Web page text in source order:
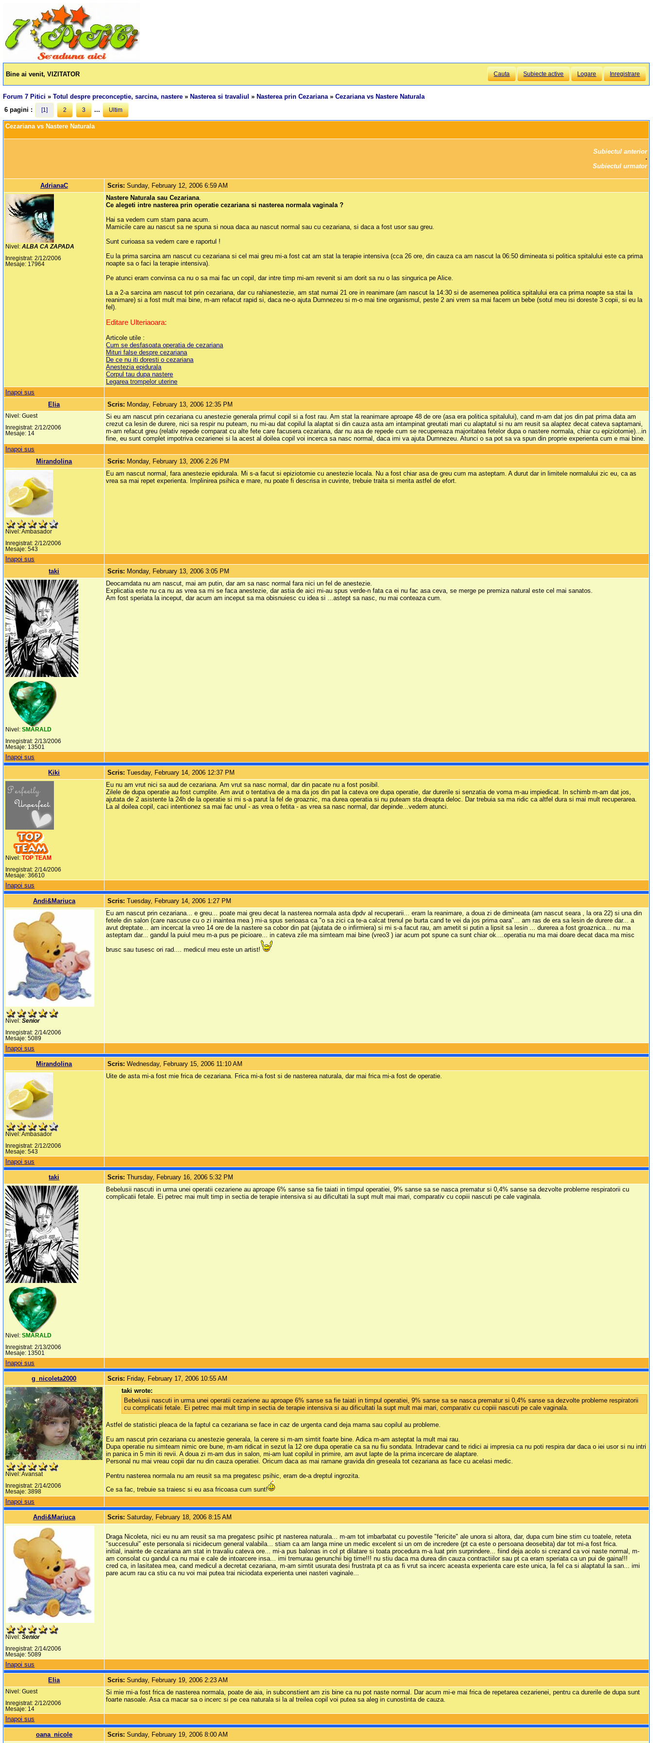
Bine ai venit, VIZITATOR Cauta Subiecte active Logare Inregistrare
Forum 7 Pitici »Totul despre preconceptie, sarcina, nastere » Nasterea si travaliul » Nasterea prin Cezariana»Cezariana vs Nastere Naturala
6 pagini :
[1] 2 3 ... Ultim
Cezariana vs Nastere Naturala
Subiectul anterior
Subiectul urmator
AdrianaC Scris:Sunday, February 12, 2006 6:59 AM
Nivel:ALBA CA ZAPADA
Inregistrat: 2/12/2006
Mesaje: 17964
Nastere Naturala sau Cezariana.
Ce alegeti intre nasterea prin operatie cezariana si nasterea normala vaginala ?
Hai sa vedem cum stam pana acum.
Mamicile care au nascut sa ne spuna si noua daca au nascut normal sau cu cezariana, si daca a fost usor sau greu.
Sunt curioasa sa vedem care e raportul !
Eu la prima sarcina am nascut cu cezariana si cel mai greu mi-a fost cat am stat la terapie intensiva (cca 26 ore, din cauza ca am nascut la 06:50 dimineata si politica spitalului este ca prima
noapte sa o faci la terapie intensiva).
Pe atunci eram convinsa ca nu o sa mai fac un copil, dar intre timp mi-am revenit si am dorit sa nu o las singurica pe Alice.
La a 2-a sarcina am nascut tot prin cezariana, dar cu rahianestezie, am stat numai 21 ore in reanimare (am nascut la 14:30 si de asemenea politica spitalului era ca prima noapte sa stai la
reanimare) si a fost mult mai bine, m-am refacut rapid si, daca ne-o ajuta Dumnezeu si m-o mai tine organismul, peste 2 ani vrem sa mai facem un bebe (sotul meu isi doreste 3 copii, si eu la
fel).
Editare Ulteriaoara:
Articole utile :
Cum se desfasoata operatia de cezariana
Mituri false despre cezariana
De ce nu iti doresti o cezariana
Anestezia epidurala
Corpul tau dupa nastere
Legarea trompelor uterine
Inapoi sus
Elia
Scris: Monday, February 13, 2006 12:35 PM
Nivel: Guest
Inregistrat: 2/12/2006
Mesaje: 14
Si eu am nascut prin cezariana cu anestezie generala primul copil si a fost rau. Am stat la reanimare aproape 48 de ore (asa era politica spitalului), cand m-am dat jos din pat prima data am
crezut ca lesin de durere, nici sa respir nu puteam, nu mi-au dat copilul la alaptat si din cauza asta am intampinat greutati mari cu alaptatul si nu am reusit sa alaptez decat cateva saptamani,
m-am refacut greu (relativ repede comparat cu alte fete care facusera cezariana, dar nu asa de repede cum se recupereaza majoritatea fetelor dupa o nastere normala, chiar cu epiziotomie)...in
fine, eu sunt complet impotriva cezarienei si la acest al doilea copil voi incerca sa nasc normal, daca imi va ajuta Dumnezeu. Atunci o sa pot sa va spun din proprie experienta cum e mai bine.
Inapoi sus
Mirandolina
Scris: Monday, February 13, 2006 2:26 PM
Nivel: Ambasador
Inregistrat: 2/12/2006
Mesaje: 543
Eu am nascut normal, fara anestezie epidurala. Mi s-a facut si epiziotomie cu anestezie locala. Nu a fost chiar asa de greu cum ma asteptam. A durut dar in limitele normalului zic eu, ca as
vrea sa mai repet experienta. Implinirea psihica e mare, nu poate fi descrisa in cuvinte, trebuie traita si merita astfel de efort.
Inapoi sus
taki
Scris: Monday, February 13, 2006 3:05 PM
Nivel:SMARALD
Inregistrat: 2/13/2006
Mesaje: 13501
Deocamdata nu am nascut, mai am putin, dar am sa nasc normal fara nici un fel de anestezie.
Explicatia este nu ca nu as vrea sa mi se faca anestezie, dar astia de aici mi-au spus verde-n fata ca ei nu fac asa ceva, se merge pe premiza natural este cel mai sanatos.
Am fost speriata la inceput, dar acum am inceput sa ma obisnuiesc cu idea si ...astept sa nasc, nu mai conteaza cum.
Inapoi sus
Kiki Scris:Tuesday, February 14, 2006 12:37 PM
Nivel:TOP TEAM
Inregistrat: 2/14/2006
Mesaje: 36610
Eu nu am vrut nici sa aud de cezariana. Am vrut sa nasc normal, dar din pacate nu a fost posibil.
Zilele de dupa operatie au fost cumplite. Am avut o tentativa de a ma da jos din pat la cateva ore dupa operatie, dar durerile si senzatia de voma m-au impiedicat. In schimb m-am dat jos,
ajutata de 2 asistente la 24h de la operatie si mi s-a parut la fel de groaznic, ma durea operatia si nu puteam sta dreapta deloc. Dar trebuia sa ma ridic ca altfel dura si mai mult recuperarea.
La al doilea copil, caci intentionez sa mai fac unul - as vrea o fetita - as vrea sa nasc normal, dar depinde...vedem atunci.
Inapoi sus
Andi&Mariuca Scris:Tuesday, February 14, 2006 1:27 PM
Nivel:Senior
Inregistrat: 2/14/2006
Mesaje: 5089
Eu am nascut prin cezariana... e greu... poate mai greu decat la nasterea normala asta dpdv al recuperarii... eram la reanimare, a doua zi de dimineata (am nascut seara , la ora 22) si una din
fetele din salon (care nascuse cu o zi inaintea mea ) mi-a spus serioasa ca "o sa zici ca te-a calcat trenul pe burta cand te vei da jos prima oara"... am ras de era sa lesin de durere dar... a
avut dreptate... am incercat la vreo 14 ore de la nastere sa cobor din pat (ajutata de o infirmiera) si mi s-a facut rau, am ametit si putin a lipsit sa lesin ... durerea a fost groaznica... nu ma
asteptam dar... gandul la puiul meu m-a pus pe picioare... in cateva zile ma simteam mai bine (vreo3 ) iar acum pot spune ca sunt chiar ok....operatia nu ma mai doare decat daca ma misc
brusc sau tusesc ori rad.... medicul meu este un artist!
Inapoi sus
Mirandolina Scris:Wednesday, February 15, 2006 11:10 AM
Nivel: Ambasador
Inregistrat: 2/12/2006
Mesaje: 543
Uite de asta mi-a fost mie frica de cezariana. Frica mi-a fost si de nasterea naturala, dar mai frica mi-a fost de operatie.
Inapoi sus
taki Scris:Thursday, February 16, 2006 5:32 PM
Nivel:SMARALD
Inregistrat: 2/13/2006
Mesaje: 13501
Bebelusii nascuti in urma unei operatii cezariene au aproape 6% sanse sa fie taiati in timpul operatiei, 9% sanse sa se nasca prematur si 0,4% sanse sa dezvolte probleme respiratorii cu
complicatii fetale. Ei petrec mai mult timp in sectia de terapie intensiva si au dificultati la supt mult mai mari, comparativ cu copiii nascuti pe cale vaginala.
Inapoi sus
g_nicoleta2000 Scris: Friday, February 17, 2006 10:55 AM
Nivel: Avansat
Inregistrat: 2/14/2006
Mesaje: 3898
taki wrote:
Bebelusii nascuti in urma unei operatii cezariene au aproape 6% sanse sa fie taiati in timpul operatiei, 9% sanse sa se nasca prematur si 0,4% sanse sa dezvolte probleme respiratorii
cu complicatii fetale. Ei petrec mai mult timp in sectia de terapie intensiva si au dificultati la supt mult mai mari, comparativ cu copiii nascuti pe cale vaginala.
Astfel de statistici pleaca de la faptul ca cezariana se face in caz de urgenta cand deja mama sau copilul au probleme.
Eu am nascut prin cezariana cu anestezie generala, la cerere si m-am simtit foarte bine. Adica m-am asteptat la mult mai rau.
Dupa operatie nu simteam nimic ore bune, m-am ridicat in sezut la 12 ore dupa operatie ca sa nu fiu sondata. Intradevar cand te ridici ai impresia ca nu poti respira dar daca o iei usor si nu intri
in panica in 5 min iti revii. A doua zi m-am dus in salon, mi-am luat copilul in primire, am avut lapte de la prima incercare de alaptare.
Personal nu mai vreau copii dar nu din cauza operatiei. Oricum daca as mai ramane gravida din greseala tot cezariana as face cu acelasi medic.
Pentru nasterea normala nu am reusit sa ma pregatesc psihic, eram de-a dreptul ingrozita.
Ce sa fac, trebuie sa traiesc si eu asa fricoasa cum sunt!
Inapoi sus
Andi&Mariuca Scris:Saturday, February 18, 2006 8:15 AM
Nivel:Senior
Inregistrat: 2/14/2006
Mesaje: 5089
Draga Nicoleta, nici eu nu am reusit sa ma pregatesc psihic pt nasterea naturala... m-am tot imbarbatat cu povestile "fericite" ale unora si altora, dar, dupa cum bine stim cu toatele, reteta
"succesului" este personala si nicidecum general valabila... stiam ca am langa mine un medic excelent si un om de incredere (pt ca este o persoana deosebita) dar tot mi-a fost frica.
initial, inainte de cezariana am stat in travaliu cateva ore... mi-a pus balonas in col pt dilatare si toata procedura m-a luat prin surprindere... fiind deja acolo si crezand ca voi naste normal, m-
am consolat cu gandul ca nu mai e cale de intoarcere insa... imi tremurau genunchii big time!!! nu stiu daca ma durea din cauza contractiilor sau pt ca eram speriata ca un pui de gaina!!!
cred ca, in lasitatea mea, cand medicul a decretat cezariana, m-am simtit usurata desi frustrata pt ca as fi vrut sa incerc aceasta experienta care este unica, la fel ca si alaptatul la san... imi
pare acum rau ca stiu ca nu voi mai putea trai niciodata experienta unei nasteri vaginale...
Inapoi sus
Elia Scris:Sunday, February 19, 2006 2:23 AM
Nivel: Guest
Inregistrat: 2/12/2006
Mesaje: 14
Si mie mi-a fost frica de nasterea normala, poate de aia, in subconstient am zis bine ca nu pot naste normal. Dar acum mi-e mai frica de repetarea cezarienei, pentru ca durerile de dupa sunt
foarte nasoale. Asa ca macar sa o incerc si pe cea naturala si la al treilea copil voi putea sa aleg in cunostinta de cauza.
Inapoi sus
oana_nicole Scris:Sunday, February 19, 2006 8:00 AM